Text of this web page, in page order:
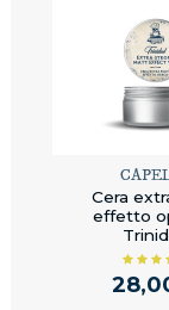
Cera
effetto